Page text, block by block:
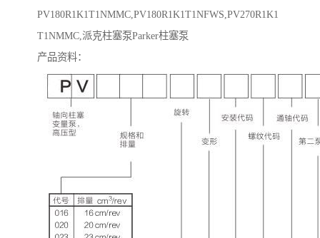
PV180R1K1T1NMMC,PV180R1K1T1NFWS,PV270R1K1
T1NMMC,派克柱塞泵Parker柱塞泵
产品资料：